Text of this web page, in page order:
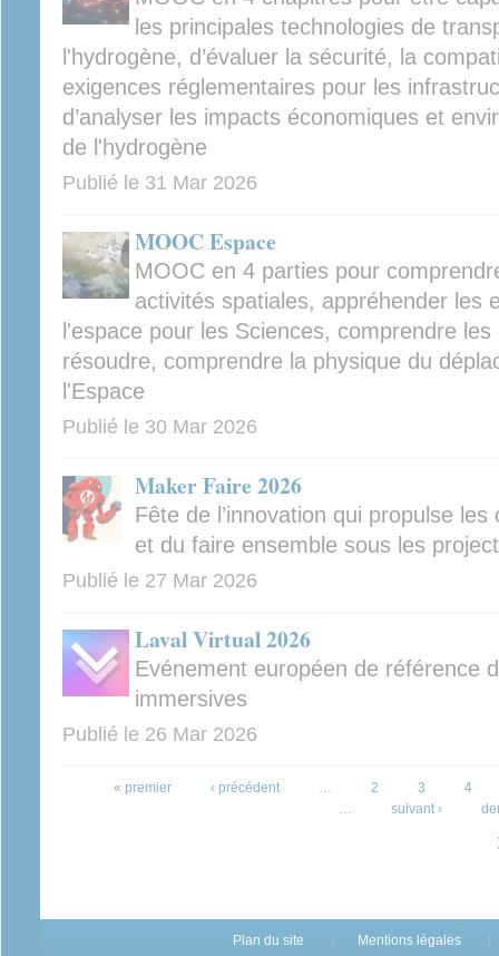
les principales technologies de
l'hydrogène, d’évaluer la sécurité, la
exigences réglementaires pour les
d’analyser les impacts économiques et
de l'hydrogène
Publié le 31 Mar 2026
MOOC Espace
MOOC en 4 parties pour
activités spatiales, appréhender les
l'espace pour les Sciences, comprendre
résoudre, comprendre la physique du
l'Espace
Publié le 30 Mar 2026
Maker Faire 2026
Fête de l’innovation qui propulse
et du faire ensemble sous les
Publié le 27 Mar 2026
Laval Virtual 2026
Evénement européen de référence
immersives
Publié le 26 Mar 2026
« premier ‹ précédent … 2 3
4
…
suivant ›
Plan du site Mentions légales